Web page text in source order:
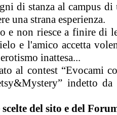
di stanza al campus di
una strana esperienza.
e non riesce a finire di
e l'amico accetta
inattesa...
al contest “Evocami
indetto
del sito e del